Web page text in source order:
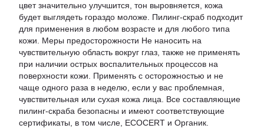
цвет значительно улучшится, тон выровняется, кожа
будет выглядеть гораздо моложе. Пилинг-скраб подходит
для применения в любом возрасте и для любого типа
кожи. Меры предосторожности Не наносить на
чувствительную область вокруг глаз, также не применять
при наличии острых воспалительных процессов на
поверхности кожи. Применять с осторожностью и не
чаще одного раза в неделю, если у вас проблемная,
чувствительная или сухая кожа лица. Все составляющие
пилинг-скраба безопасны и имеют соответствующие
сертификаты, в том числе, ECOCERT и Органик.